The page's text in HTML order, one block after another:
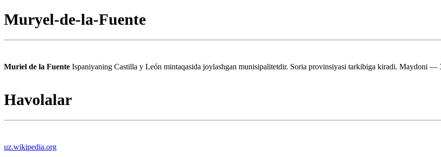
Muryel-de-la-Fuente
Muriel de la Fuente Ispaniyaning Castilla y León mintaqasida joylashgan munisipalitetdir. Soria provinsiyasi tarkibiga kiradi. Maydoni
Havolalar
uz.wikipedia.org